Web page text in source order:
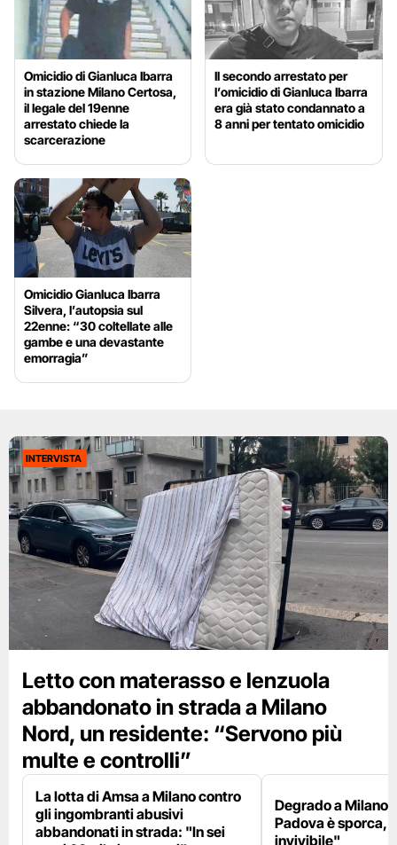
Omicidio di Gianluca Ibarra
in stazione Milano Certosa,
il legale del 19enne
arrestato chiede la
scarcerazione
Il secondo arrestato per
l’omicidio di Gianluca Ibarra
era già stato condannato a
8 anni per tentato omicidio
Omicidio Gianluca Ibarra
Silvera, l’autopsia sul
22enne: “30 coltellate alle
gambe e una devastante
emorragia”
INTERVISTA
Letto con materasso e lenzuola
abbandonato in strada a Milano
Nord, un residente: “Servono più
multe e controlli”
La lotta di Amsa a Milano contro
gli ingombranti abusivi
abbandonati in strada: "In sei
Degrado a Milano
Padova è sporca,
invivibile"